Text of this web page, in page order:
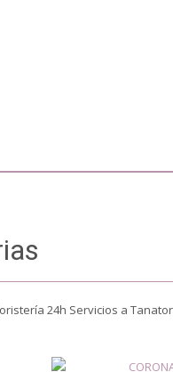
24h Servicios a